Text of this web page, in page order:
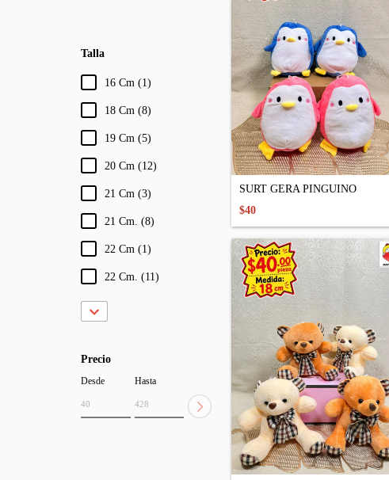
Talla
16 Cm (1)
18 Cm (8)
19 Cm (5)
20 Cm (12)
21 Cm (3)
21 Cm. (8)
22 Cm (1)
22 Cm. (11)
Precio
Desde Hasta
SURT GERA PINGUINO
$40